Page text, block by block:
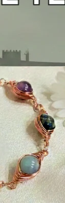
bilinir. Negatif
nazara
sıkça tercih
turmalin
sına hitap
ise
amacıyla
hem mistik hem
kadar
Zihinsel
pratiklerde